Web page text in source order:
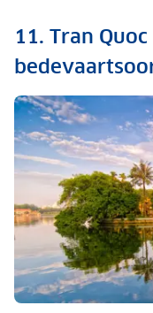
11. Tran